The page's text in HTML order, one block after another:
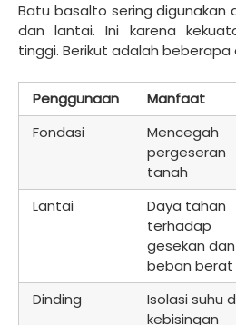
Batu basalto sering digunakan
dan lantai. Ini karena
tinggi. Berikut adalah beberapa
Penggunaan Manfaat
Fondasi
Mencegah
pergeseran
tanah
Lantai
Daya tahan
terhadap
gesekan dan
beban berat
Dinding
Isolasi suhu
kebisingan